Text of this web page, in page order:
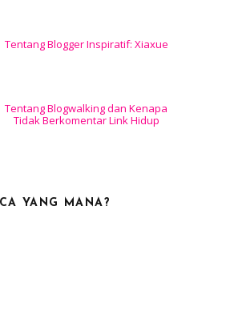
Tentang Blogger Inspiratif: Xiaxue
Tentang Blogwalking dan Kenapa
Tidak Berkomentar Link Hidup
YANG MANA?